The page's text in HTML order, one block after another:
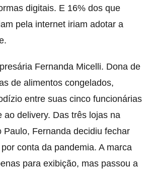
digitais. E 16% dos que
pela internet iriam adotar a
Fernanda Micelli. Dona de
de alimentos congelados,
entre suas cinco funcionárias
ao delivery. Das três lojas na
Paulo, Fernanda decidiu fechar
conta da pandemia. A marca
para exibição, mas passou a